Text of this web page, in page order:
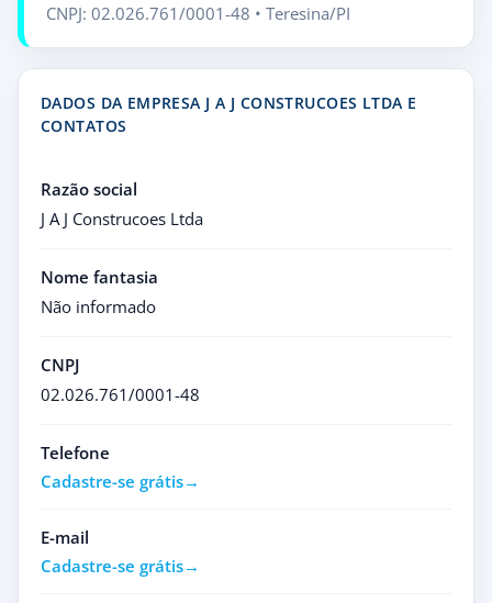
CNPJ: 02.026.761/0001-48 • Teresina/PI
DADOS DA EMPRESA J A J CONSTRUCOES LTDA E
CONTATOS
Razão social
J A J Construcoes Ltda
Nome fantasia
Não informado
CNPJ
02.026.761/0001-48
Telefone
Cadastre-se grátis
E-mail
Cadastre-se grátis